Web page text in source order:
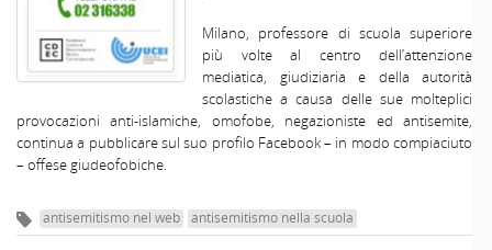
Milano, professore di scuola superiore
più volte al centro dell’attenzione
mediatica, giudiziaria e della autorità
scolastiche a causa delle sue molteplici
provocazioni anti-islamiche, omofobe, negazioniste ed antisemite,
continua a pubblicare sul suo profilo Facebook – in modo compiaciuto
– offese giudeofobiche.
antisemitismo nel web antisemitismo nella scuola